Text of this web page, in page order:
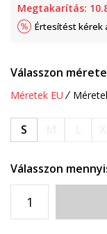
Megtakarítás:
Értesítést kérek
Válasszon
Méretek EU
S
Válasszon